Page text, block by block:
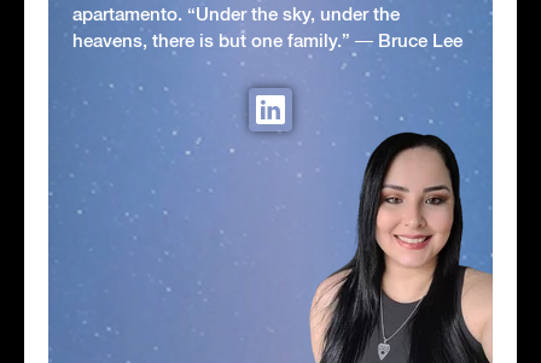
apartamento. “Under the sky, under the
heavens, there is but one family.” ― Bruce Lee